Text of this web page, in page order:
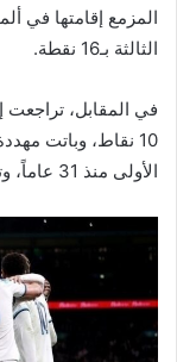
المزمع إقامتها في
الثالثة بـ16 نقطة.
في المقابل، تراجعت
10 نقاط، وباتت
الأولى منذ 31 عاماً، وتحديداً في نسخة 1992 التي احتضنتها السويد